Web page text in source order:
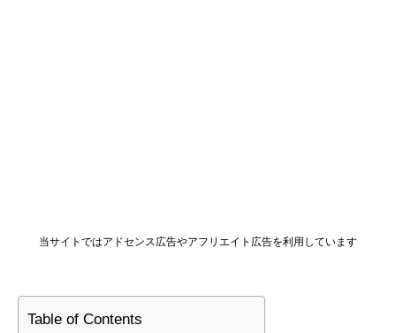
当サイトではアドセンス広告やアフリエイト広告を利用しています
Table of Contents